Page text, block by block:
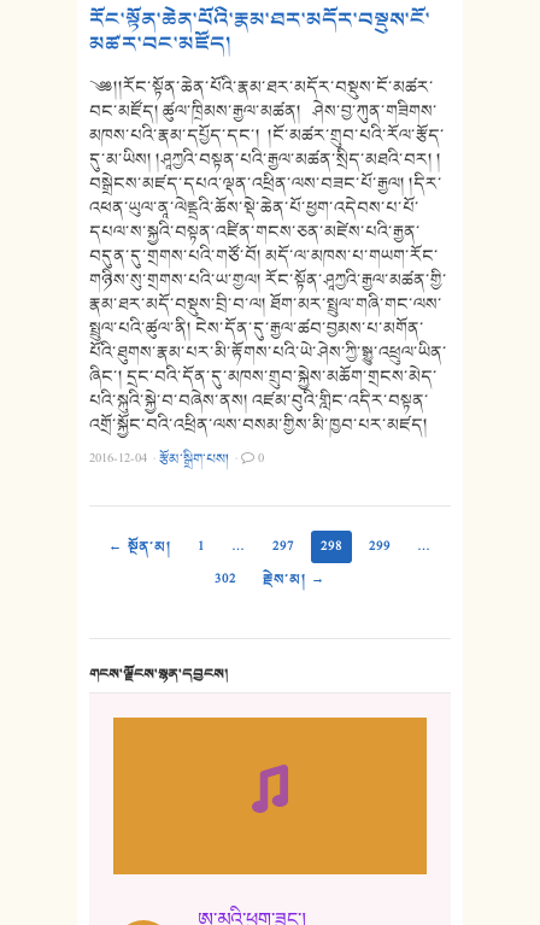
རོང་སྟོན་ཆེན་པོའི་རྣམ་ཐར་མདོར་བསྡུས་ངོ་
མཚར་བང་མཛོད།
༄༅།།རོང་སྟོན་ཆེན་པོའི་རྣམ་ཐར་མདོར་བསྡུས་ངོ་མཚར་
བང་མཛོད། ཚུལ་ཁྲིམས་རྒྱལ་མཚན། ཤེས་བྱ་ཀུན་གཟིགས་
མཁས་པའི་རྣམ་དཔྱོད་དང་། །ངོ་མཚར་གྲུབ་པའི་རོལ་རྩོད་
དུ་མ་ཡིས། །ཤཱཀྱའི་བསྟན་པའི་རྒྱལ་མཚན་སྲིད་མཐའི་བར། །
བསྒྲེངས་མཛད་དཔའ་ལྡན་འཕྲིན་ལས་བཟང་པོ་རྒྱལ། །དིར་
འཕན་ཡུལ་ནཱ་ལེནྡྲའི་ཆོས་སྡེ་ཆེན་པོ་ཕྱག་འདེབས་པ་པོ་
དཔལ་ས་སྐྱའི་བསྟན་འཛིན་གངས་ཅན་མཛེས་པའི་རྒྱན་
བདུན་དུ་གྲགས་པའི་གཙོ་བོ། མདོ་ལ་མཁས་པ་གཡག་རོང་
གཉིས་སུ་གྲགས་པའི་ཡ་གྱལ། རོང་སྟོན་ཤཱཀྱའི་རྒྱལ་མཚན་གྱི་
རྣམ་ཐར་མདོ་བསྡུས་བྲི་བ་ལ། ཐོག་མར་སྤྲུལ་གཞི་གང་ལས་
སྤྲུལ་པའི་ཚུལ་ནི། ངེས་དོན་དུ་རྒྱལ་ཚབ་བྱམས་པ་མགོན་
པོའི་ཐུགས་རྣམ་པར་མི་རྟོགས་པའི་ཡེ་ཤེས་ཀྱི་སྒྱུ་འཕྲུལ་ཡིན་
ཞིང་། དྲང་བའི་དོན་དུ་མཁས་གྲུབ་སྐྱེས་མཆོག་གྲངས་མེད་
པའི་སྐུའི་སྐྱེ་བ་བཞེས་ནས། འཛམ་བུའི་གླིང་འདིར་བསྟན་
འགྲོ་སྐྱོང་བའི་འཕྲིན་ལས་བསམ་གྱིས་མི་ཁྱབ་པར་མཛད།
2016-12-04 ·རྩོམ་སྒྲིག་པས། · 0
← སྔོན་མ། 1 … 297 298 299
…
302
རྗེས་མ། →
གངས་ལྗོངས་སྙན་དབྱངས།
ཨ་མའི་ཕྱག་ཟུང་།